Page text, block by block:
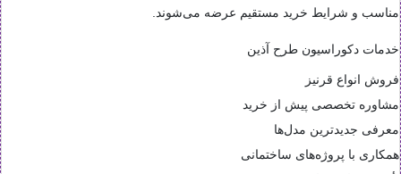
مناسب و شرایط خرید مستقیم عرضه می‌شوند.
خدمات دکوراسیون طرح آذین
فروش انواع قرنیز
مشاوره تخصصی پیش از خرید
معرفی جدیدترین مدل‌ها
همکاری با پروژه‌های ساختمانی